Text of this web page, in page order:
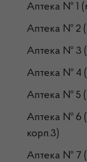
Аптека № 1
Аптека № 2
Аптека № 3
Аптека № 4
Аптека № 5
Аптека № 6
корп.3)
Аптека № 7